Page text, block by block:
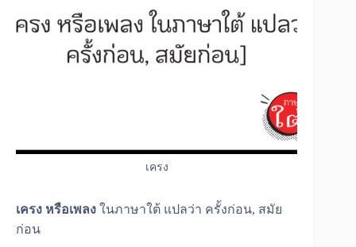
เครง
เครง หรือเพลง ในภาษาใต้ แปลว่า ครั้งก่อน, สมัย
ก่อน